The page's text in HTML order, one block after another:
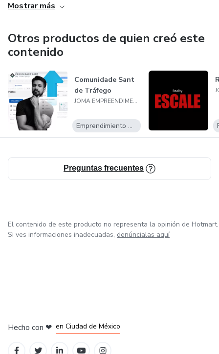
traz as melhores estratégias de Marketing do mundo para
Seja bem vindo, desfrute de nossos produtos e faça parte
dessa familia.
Fique com Deus.
Mostrar más
Otros productos de quien creó este
contenido
Comunidade Sant
de Tráfego
JOMA EMPREENDIMENTOS
Emprendimiento Digital
Preguntas frecuentes
El contenido de este producto no representa la opinión de Hotmart.
Si ves informaciones inadecuadas, denúncialas aquí
Hecho con ❤ en Ciudad de México